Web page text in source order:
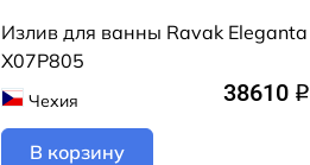
Излив для ванны Ravak Eleganta
X07P805
Чехия 38610 q
В корзину